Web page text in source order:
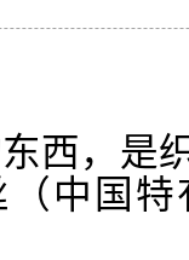
西，是
中国